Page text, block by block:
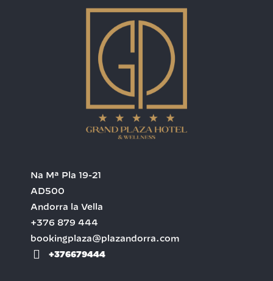
Na Mª Pla 19-21
AD500
Andorra la Vella
+376 879 444
bookingplaza@plazandorra.com
+376679444